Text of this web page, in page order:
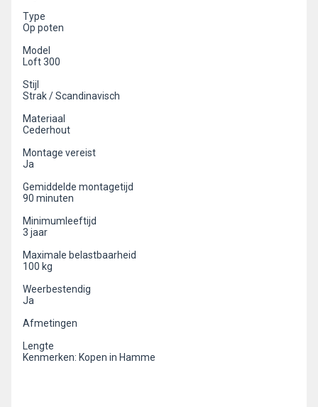
Type
Op poten
Model
Loft 300
Stijl
Strak / Scandinavisch
Materiaal
Cederhout
Montage vereist
Ja
Gemiddelde montagetijd
90 minuten
Minimumleeftijd
3 jaar
Maximale belastbaarheid
100 kg
Weerbestendig
Ja
Afmetingen
Lengte
Kenmerken: Kopen in Hamme